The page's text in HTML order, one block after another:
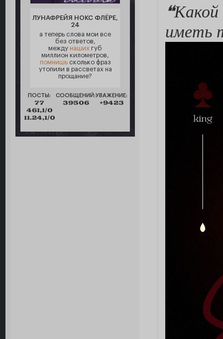
ЛУНАФРЕЙЯ НОКС ФЛЁРЕ,
24
а теперь слова мои все
без ответов,
между наших губ
миллион километров,
помнишьсколько фраз
утопили в рассветах на
прощание?
ПОСТЫ:
77
461,1/0
11.24,1/0
СООБЩЕНИЙ:
39506
УВАЖЕНИЕ:
+9423
иметь